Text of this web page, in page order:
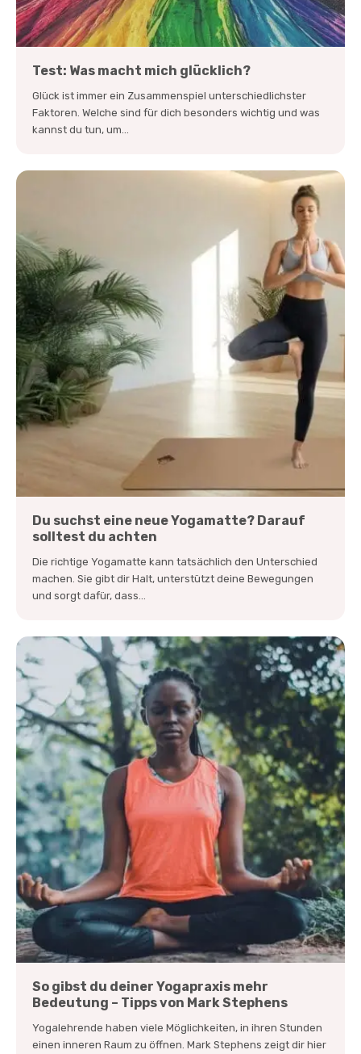
Test: Was macht mich glücklich?
Glück ist immer ein Zusammenspiel unterschiedlichster
Faktoren. Welche sind für dich besonders wichtig und was
kannst du tun, um...
Du suchst eine neue Yogamatte? Darauf
solltest du achten
Die richtige Yogamatte kann tatsächlich den Unterschied
machen. Sie gibt dir Halt, unterstützt deine Bewegungen
und sorgt dafür, dass...
So gibst du deiner Yogapraxis mehr
Bedeutung – Tipps von Mark Stephens
Yogalehrende haben viele Möglichkeiten, in ihren Stunden
einen inneren Raum zu öffnen. Mark Stephens zeigt dir hier